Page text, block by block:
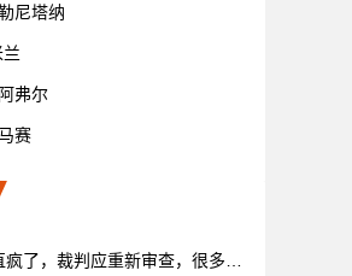
尼塔纳
弗尔
赛
疯了，裁判应重新审查，很多都